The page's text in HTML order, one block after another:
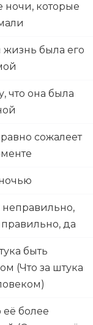
ночи, которые
жизнь была его
что она была
сожалеет
да
быть
(Что за штука
более